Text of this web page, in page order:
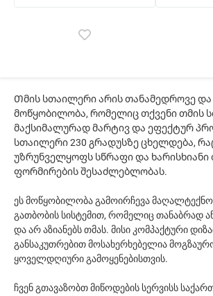
Თმის სთაილერი არის თანამედროვე
მოწყობილობა, რომელიც თქვენი თმის
მაქსიმალურად მარტივ და ეფექტურ
სთაილერი 230 გრადუსზე ცხელდება,
უზრუნველყოფს სწრაფი და ხარისხიანი
ფორმირების შესაძლებლობას.
ეს მოწყობილობა გამოირჩევა
გათბობის სისტემით, რომელიც თანაბრად
და არ აზიანებს თმას. მისი კომპაქტური
განსაკუთრებით მოსახერხებელია
ყოველდღიური გამოყენებისთვის.
ჩვენ გთავაზობთ მიწოდების სერვისს